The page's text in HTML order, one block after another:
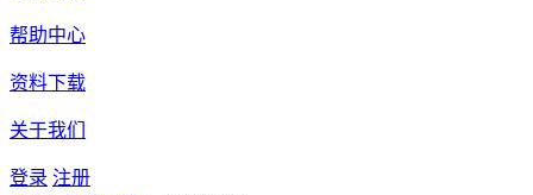
帮助中心
资料下载
关于我们
登录 注册